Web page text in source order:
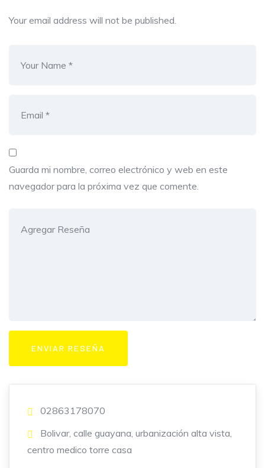
Your email address will not be published.
Guarda mi nombre, correo electrónico y web en este
navegador para la próxima vez que comente.
02863178070
Bolivar, calle guayana, urbanización alta vista,
centro medico torre casa